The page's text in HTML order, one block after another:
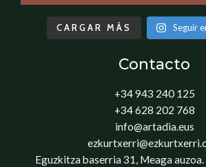
CARGAR MÁS Seguir
Contacto
+34 943 240 125
+34 628 202 768
info@artadia.eus
Eguzkitza baserria 31, Meaga